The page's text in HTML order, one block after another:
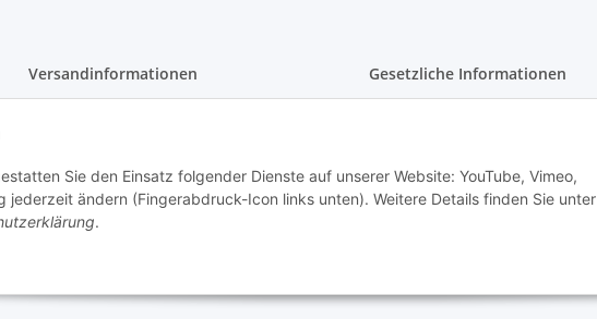
Sie den Einsatz folgender Dienste auf unserer Website: YouTube, Vimeo,
jederzeit ändern (Fingerabdruck-Icon links unten). Weitere Details finden Sie unter
.
Versandinformationen
Umverpackung
Batteriehinweise
Gesetzliche Informationen
Widerrufsrecht